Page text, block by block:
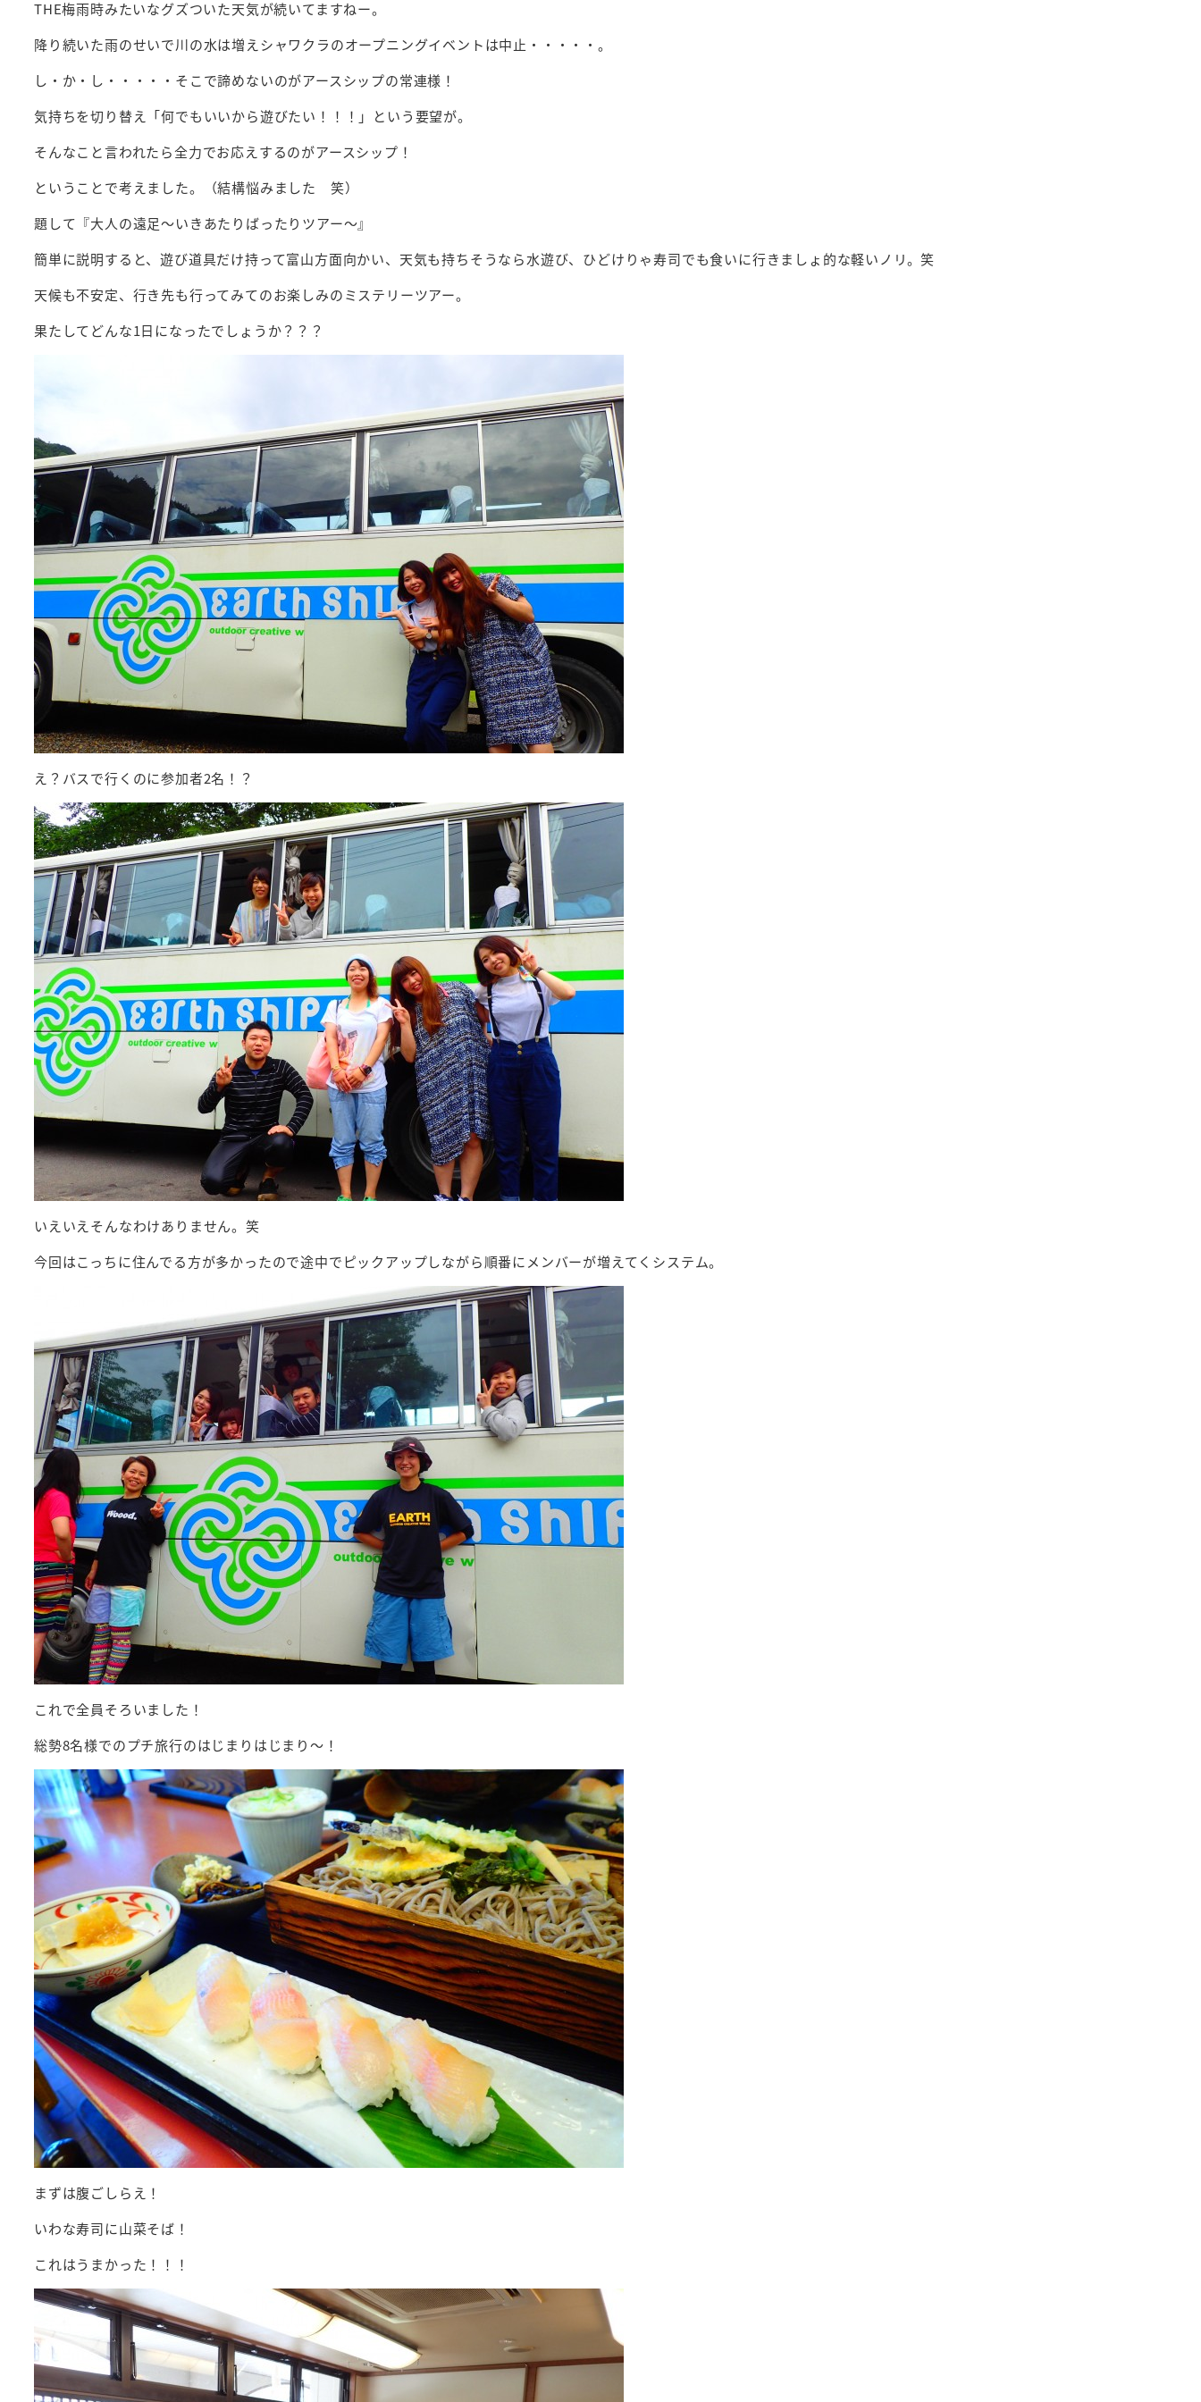
THE梅雨時みたいなグズついた天気が続いてますねー。
降り続いた雨のせいで川の水は増えシャワクラのオープニングイベントは中止・・・・・。
し・か・し・・・・・そこで諦めないのがアースシップの常連様！
気持ちを切り替え「何でもいいから遊びたい！！！」という要望が。
そんなこと言われたら全力でお応えするのがアースシップ！
ということで考えました。（結構悩みました 笑）
題して『大人の遠足～いきあたりばったりツアー～』
簡単に説明すると、遊び道具だけ持って富山方面向かい、天気も持ちそうなら水遊び、ひどけりゃ寿司でも食いに行きましょ的な軽いノリ。笑
天候も不安定、行き先も行ってみてのお楽しみのミステリーツアー。
果たしてどんな1日になったでしょうか？？？
え？バスで行くのに参加者2名！？
いえいえそんなわけありません。笑
今回はこっちに住んでる方が多かったので途中でピックアップしながら順番にメンバーが増えてくシステム。
これで全員そろいました！
総勢8名様でのプチ旅行のはじまりはじまり～！
まずは腹ごしらえ！
いわな寿司に山菜そば！
これはうまかった！！！